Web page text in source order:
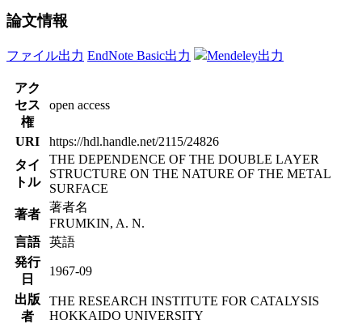
論文情報
ファイル出力 EndNote Basic出力 Mendeley出力
アク
セス
権
open access
URI
https://hdl.handle.net/2115/24826
タイ
トル
THE DEPENDENCE OF THE DOUBLE LAYER
STRUCTURE ON THE NATURE OF THE METAL
SURFACE
著者
著者名
FRUMKIN, A. N.
言語
英語
発行
日
1967-09
出版
者
THE RESEARCH INSTITUTE FOR CATALYSIS
HOKKAIDO UNIVERSITY